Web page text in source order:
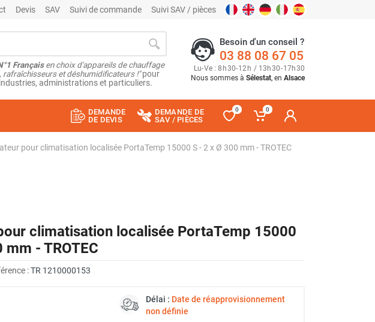
Devis SAV Suivi de commande Suivi SAV / pièces
Françaisen choix d'appareils de chauffage
et déshumidificateurs !"pour
administrations et particuliers.
Besoin d'un conseil ?
03 88 08 67 05
Lu-Ve : 8h30-12h / 13h30-17h30
Nous sommes à Sélestat, en Alsace
DEMANDE
DE DEVIS
DEMANDE DE
SAV / PIÈCES
0 0
pour climatisation localisée PortaTemp 15000 S - 2 x Ø 300 mm - TROTEC
climatisation localisée PortaTemp 15000
- TROTEC
:TR 1210000153
Délai : Date de réapprovisionnement
non définie